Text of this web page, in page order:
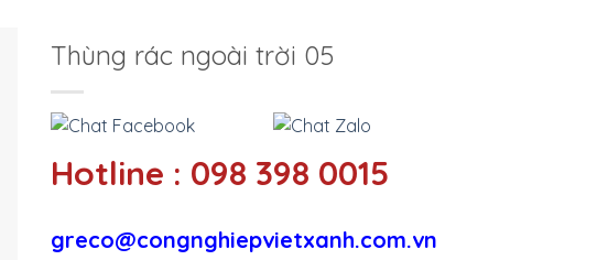
Thùng rác ngoài trời 05
Hotline : 098 398 0015
greco@congnghiepvietxanh.com.vn